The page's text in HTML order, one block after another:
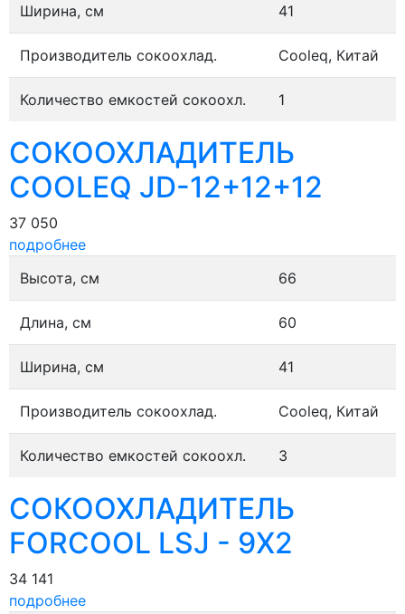
Ширина, см 41
Производитель сокоохлад. Cooleq, Китай
Количество емкостей сокоохл. 1
СОКООХЛАДИТЕЛЬ
COOLEQ JD-12+12+12
37 050
подробнее
Высота, см
66
Длина, см 60
Ширина, см 41
Производитель сокоохлад. Cooleq, Китай
Количество емкостей сокоохл. 3
СОКООХЛАДИТЕЛЬ
FORCOOL LSJ - 9X2
34 141
подробнее